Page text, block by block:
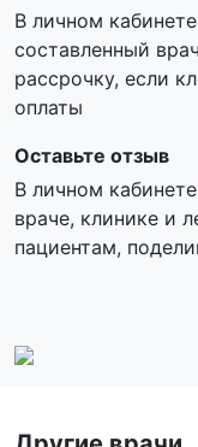
В личном
составленный
рассрочку, если
оплаты
Оставьте отзыв
В личном
враче, клинике и
пациентам,